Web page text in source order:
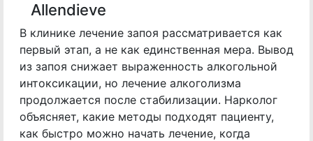
Allendieve
В клинике лечение запоя рассматривается как
первый этап, а не как единственная мера. Вывод
из запоя снижает выраженность алкогольной
интоксикации, но лечение алкоголизма
продолжается после стабилизации. Нарколог
объясняет, какие методы подходят пациенту,
как быстро можно начать лечение, когда